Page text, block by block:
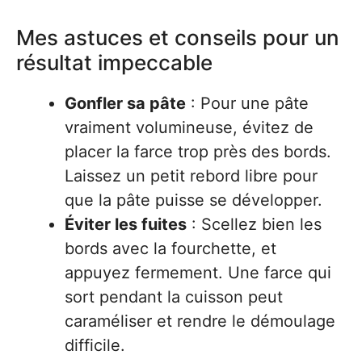
Mes astuces et conseils pour un
résultat impeccable
Gonfler sa pâte : Pour une pâte
vraiment volumineuse, évitez de
placer la farce trop près des bords.
Laissez un petit rebord libre pour
que la pâte puisse se développer.
Éviter les fuites : Scellez bien les
bords avec la fourchette, et
appuyez fermement. Une farce qui
sort pendant la cuisson peut
caraméliser et rendre le démoulage
difficile.